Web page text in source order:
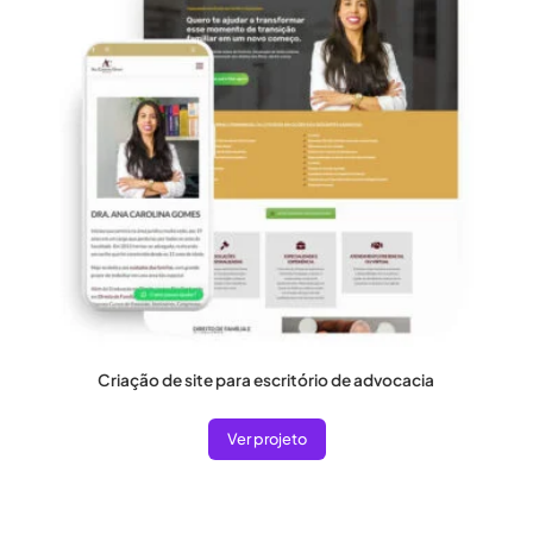
Criação de site para escritório de advocacia
Ver projeto